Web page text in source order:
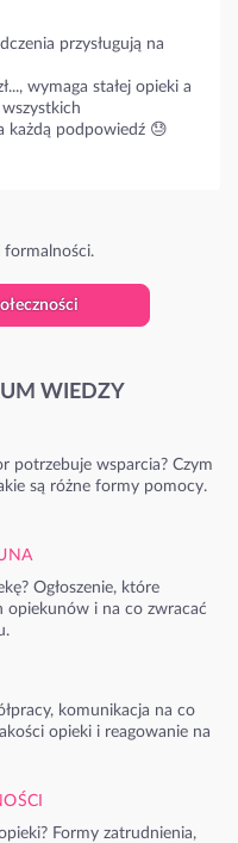
WIEDZY
potrzebuje wsparcia? Czym
są różne formy pomocy.
Ogłoszenie, które
opiekunów i na co zwracać
komunikacja na co
opieki i reagowanie na
Formy zatrudnienia,